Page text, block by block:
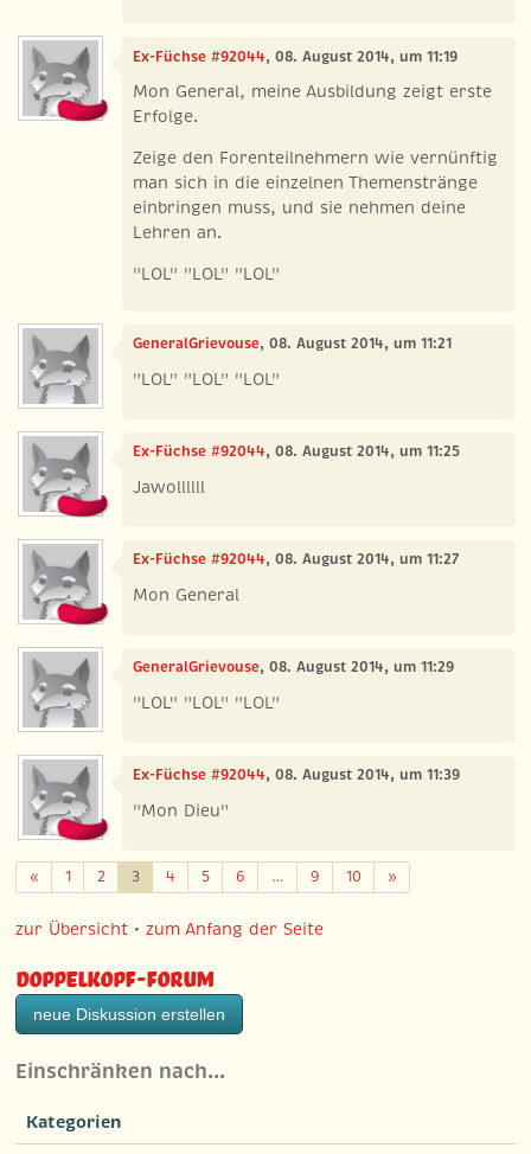
Ex-Füchse #92044, 08. August 2014, um 11:19
Mon General, meine Ausbildung zeigt erste
Erfolge.
Zeige den Forenteilnehmern wie vernünftig
man sich in die einzelnen Themenstränge
einbringen muss, und sie nehmen deine
Lehren an.
"LOL" "LOL" "LOL"
GeneralGrievouse, 08. August 2014, um 11:21
"LOL" "LOL" "LOL"
Ex-Füchse #92044, 08. August 2014, um 11:25
Jawollllll
Ex-Füchse #92044, 08. August 2014, um 11:27
Mon General
GeneralGrievouse, 08. August 2014, um 11:29
"LOL" "LOL" "LOL"
Ex-Füchse #92044, 08. August 2014, um 11:39
"Mon Dieu"
«Zurück
1 2 3 4 5 6 … 9 10 »Weiter
zur Übersicht •zum Anfang der Seite
Doppelkopf-Forum
neue Diskussion erstellen
Einschränken nach…
Kategorien